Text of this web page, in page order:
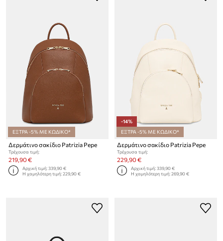
ΕΞΤΡΑ -5% ΜΕ ΚΩΔΙΚΟ*
Δερμάτινο σακίδιο Patrizia Pepe
Τρέχουσα τιμή:
219,90 €
Αρχική τιμή:339,90 €
Η χαμηλότερη τιμή:229,90 €
-14%
ΕΞΤΡΑ -5% ΜΕ ΚΩΔΙΚΟ*
Δερμάτινο σακίδιο Patrizia Pepe
Τρέχουσα τιμή:
229,90 €
Αρχική τιμή:339,90 €
Η χαμηλότερη τιμή:269,90 €